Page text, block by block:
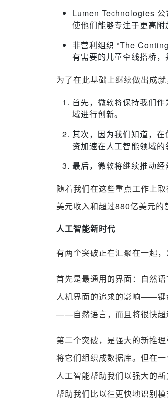
Lumen Technologies 公
使他们能够专注于更高附
非营利组织 “The
有需要的儿童牵线搭桥，
为了在此基础上继续做出成就
首先，微软将保持我们
域进行创新。
其次，因为我们知道，
资加速在人工智能领域的
最后，微软将继续推动经
随着我们在这些重点工作上
美元收入和超过880亿美元的
人工智能新时代
有两个突破正在汇聚在一起，
首先是最通用的界面：自然
人机界面的追求的影响——键
——自然语言，而且将很快超
第二个突破，是强大的新推
将它们组织成数据库。但在
人工智能帮助我们以强大的
帮助我们比以往更快地识别模